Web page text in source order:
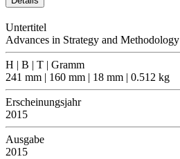
Untertitel
Advances in Strategy and Methodology
H | B | T | Gramm
241 mm | 160 mm | 18 mm | 0.512 kg
Erscheinungsjahr
2015
Ausgabe
2015